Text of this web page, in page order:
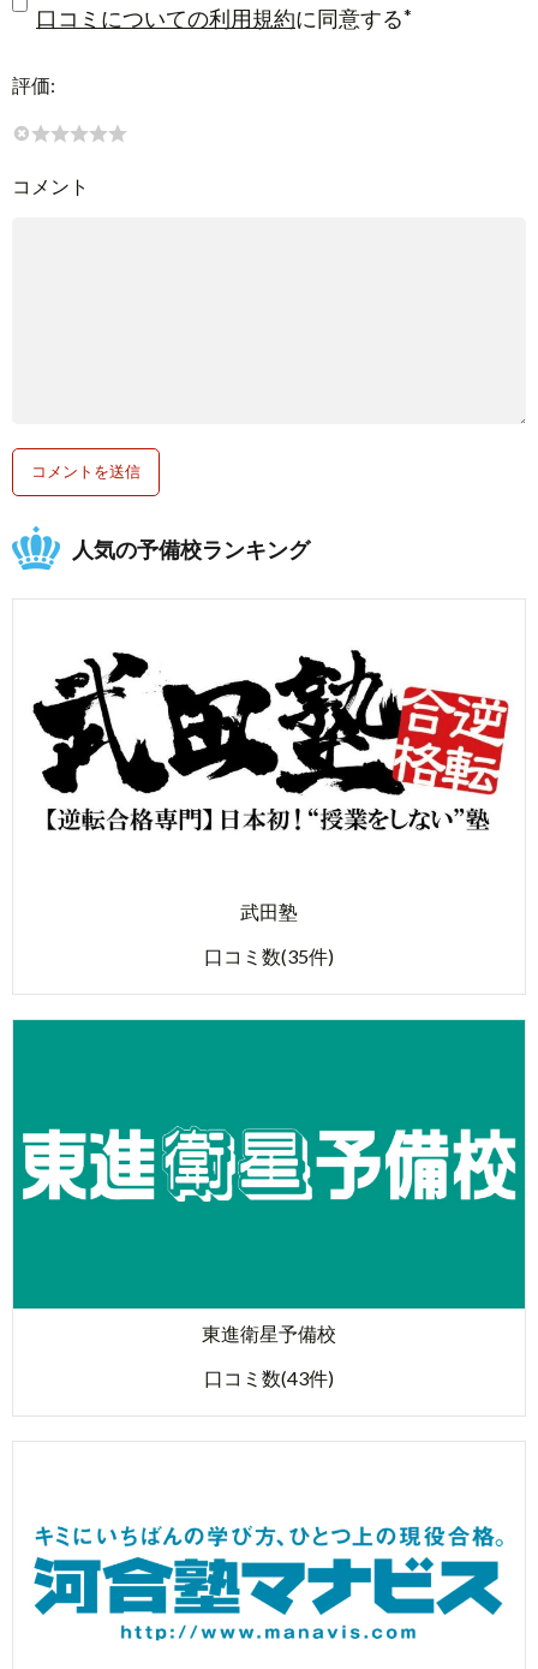
口コミについての利用規約に同意する*
評価:
コメント
人気の予備校ランキング
武田塾
口コミ数(35件)
東進衛星予備校
口コミ数(43件)